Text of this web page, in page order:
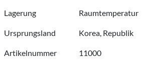
Lagerung
Raumtemperatur
Ursprungsland Korea, Republik
Artikelnummer 11000